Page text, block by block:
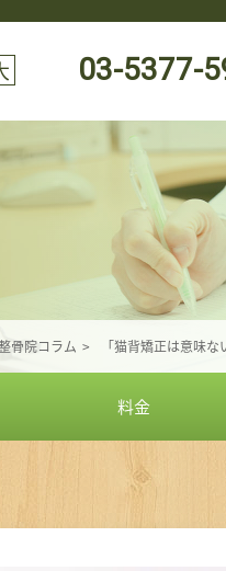
03-5377-
骨院コラム 「猫背矯正は意味
料金